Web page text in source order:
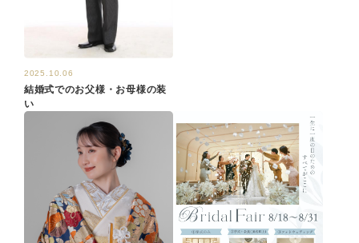
2025.10.06
結婚式でのお父様・お母様の装
い